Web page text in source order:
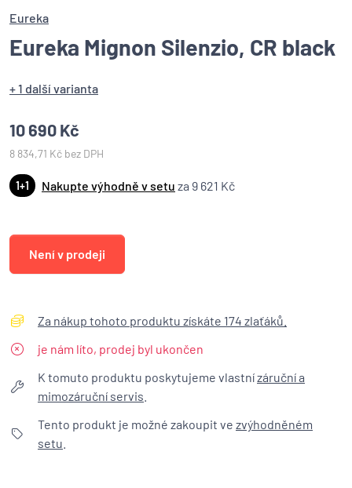
Eureka
Eureka Mignon Silenzio, CR black
+ 1 další varianta
10 690 Kč
1+1 Nakupte výhodně v setu za 9 621 Kč
8 834,71 Kč bez DPH
Není v prodeji
Za nákup tohoto produktu získáte 174 zlaťáků.
je nám líto, prodej byl ukončen
K tomuto produktu poskytujeme vlastnízáruční a
mimozáruční servis
Tento produkt je možné zakoupit ve zvýhodněném
setu